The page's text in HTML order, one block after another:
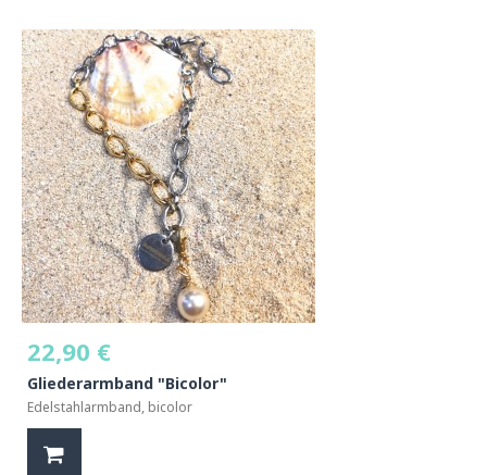
22,90 €
Gliederarmband "Bicolor"
Edelstahlarmband, bicolor